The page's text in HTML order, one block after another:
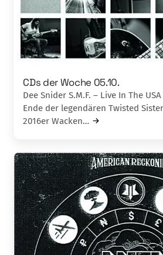
CDs der Woche 05.10.
Dee Snider S.M.F. – Live In The
Ende der legendären Twisted
2016er Wacken…